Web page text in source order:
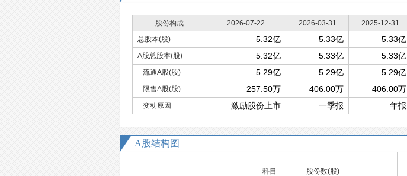
股份构成 2026-07-22 2026-03-31 2025-12-31
总股本(股)
5.32亿 5.33亿 5.33亿
A股总股本(股) 5.32亿 5.33亿 5.33亿
流通A股(股) 5.29亿 5.29亿 5.29亿
限售A股(股) 257.50万 406.00万 406.00万
变动原因 激励股份上市 一季报 年报
A股结构图
科目
股份数(股)